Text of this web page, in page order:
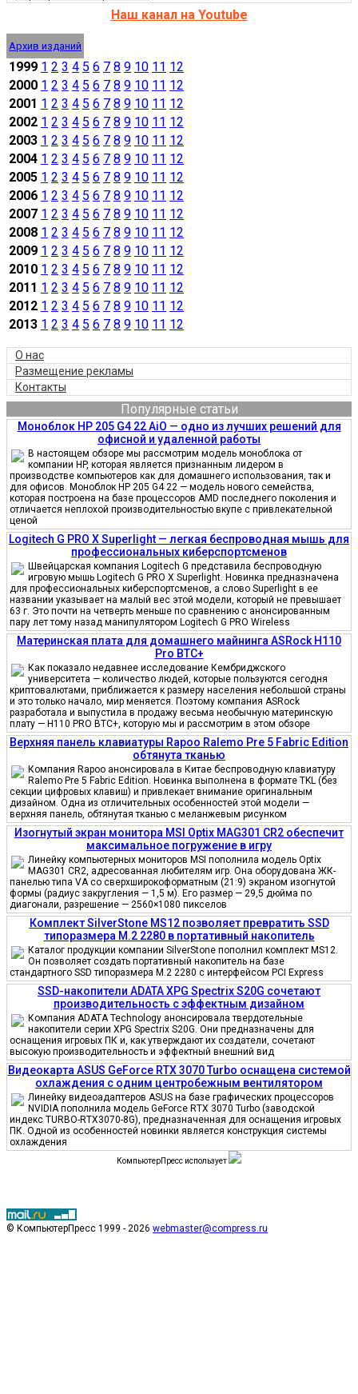
Наш канал на Youtube
Архив изданий
1999 1 2 3 4 5 6 7 8 9 10 11 12
2000 1 2 3 4 5 6 7 8 9 10 11 12
2001 1 2 3 4 5 6 7 8 9 10 11 12
2002 1 2 3 4 5 6 7 8 9 10 11 12
2003 1 2 3 4 5 6 7 8 9 10 11 12
2004 1 2 3 4 5 6 7 8 9 10 11 12
2005 1 2 3 4 5 6 7 8 9 10 11 12
2006 1 2 3 4 5 6 7 8 9 10 11 12
2007 1 2 3 4 5 6 7 8 9 10 11 12
2008 1 2 3 4 5 6 7 8 9 10 11 12
2009 1 2 3 4 5 6 7 8 9 10 11 12
2010 1 2 3 4 5 6 7 8 9 10 11 12
2011 1 2 3 4 5 6 7 8 9 10 11 12
2012 1 2 3 4 5 6 7 8 9 10 11 12
2013 1 2 3 4 5 6 7 8 9 10 11 12
О нас
Размещение рекламы
Контакты
Популярные статьи
Моноблок HP 205 G4 22 AiO — одно из лучших решений для
офисной и удаленной работы
В настоящем обзоре мы рассмотрим модель моноблока от
компании HP, которая является признанным лидером в
производстве компьютеров как для домашнего использования, так и
для офисов. Моноблок HP 205 G4 22 — модель нового семейства,
которая построена на базе процессоров AMD последнего поколения и
отличается неплохой производительностью вкупе с привлекательной
ценой
Logitech G PRO X Superlight — легкая беспроводная мышь для
профессиональных киберспортсменов
Швейцарская компания Logitech G представила беспроводную
игровую мышь Logitech G PRO X Superlight. Новинка предназначена
для профессиональных киберспортсменов, а слово Superlight в ее
названии указывает на малый вес этой модели, который не превышает
63 г. Это почти на четверть меньше по сравнению с анонсированным
пару лет тому назад манипулятором Logitech G PRO Wireless
Материнская плата для домашнего майнинга ASRock H110
Pro BTC+
Как показало недавнее исследование Кембриджского
университета — количество людей, которые пользуются сегодня
криптовалютами, приближается к размеру населения небольшой страны
и это только начало, мир меняется. Поэтому компания ASRock
разработала и выпустила в продажу весьма необычную материнскую
плату — H110 PRO BTC+, которую мы и рассмотрим в этом обзоре
Верхняя панель клавиатуры Rapoo Ralemo Pre 5 Fabric Edition
обтянута тканью
Компания Rapoo анонсировала в Китае беспроводную клавиатуру
Ralemo Pre 5 Fabric Edition. Новинка выполнена в формате TKL (без
секции цифровых клавиш) и привлекает внимание оригинальным
дизайном. Одна из отличительных особенностей этой модели —
верхняя панель, обтянутая тканью с меланжевым рисунком
Изогнутый экран монитора MSI Optix MAG301 CR2 обеспечит
максимальное погружение в игру
Линейку компьютерных мониторов MSI пополнила модель Optix
MAG301 CR2, адресованная любителям игр. Она оборудована ЖК-
панелью типа VA со сверхширокоформатным (21:9) экраном изогнутой
формы (радиус закругления — 1,5 м). Его размер — 29,5 дюйма по
диагонали, разрешение — 2560×1080 пикселов
Комплект SilverStone MS12 позволяет превратить SSD
типоразмера M.2 2280 в портативный накопитель
Каталог продукции компании SilverStone пополнил комплект MS12.
Он позволяет создать портативный накопитель на базе
стандартного SSD типоразмера M.2 2280 с интерфейсом PCI Express
SSD-накопители ADATA XPG Spectrix S20G сочетают
производительность с эффектным дизайном
Компания ADATA Technology анонсировала твердотельные
накопители серии XPG Spectrix S20G. Они предназначены для
оснащения игровых ПК и, как утверждают их создатели, сочетают
высокую производительность и эффектный внешний вид
Видеокарта ASUS GeForce RTX 3070 Turbo оснащена системой
охлаждения с одним центробежным вентилятором
Линейку видеоадаптеров ASUS на базе графических процессоров
NVIDIA пополнила модель GeForce RTX 3070 Turbo (заводской
индекс TURBO-RTX3070-8G), предназначенная для оснащения игровых
ПК. Одной из особенностей новинки является конструкция системы
охлаждения
КомпьютерПресс использует
© КомпьютерПресс 1999 - 2026 webmaster@compress.ru